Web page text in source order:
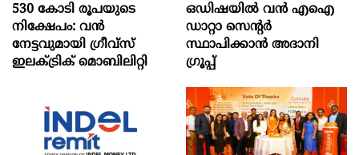
530 കോടി രൂപയുടെ
നിക്ഷേപം: വൻ
നേട്ടവുമായി ഗ്രീവ്സ്
ഇലക്ട്രിക് മൊബിലിറ്റി
ഒഡിഷയില്‍ വന്‍ എഐ
ഡാറ്റാ സെന്റര്‍
സ്ഥാപിക്കാന്‍ അദാനി
ഗ്രൂപ്പ്